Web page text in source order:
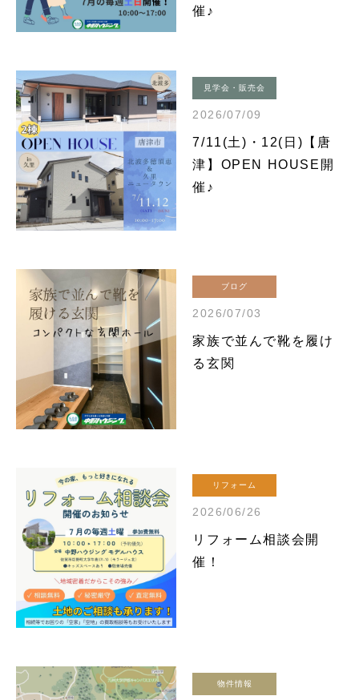
催♪
見学会・販売会
2026/07/09
7/11(土)・12(日)【唐
津】OPEN HOUSE開
催♪
ブログ
2026/07/03
家族で並んで靴を履け
る玄関
リフォーム
2026/06/26
リフォーム相談会開
催！
物件情報